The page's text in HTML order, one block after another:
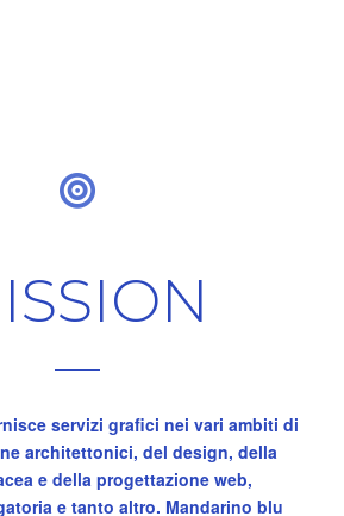
servizi grafici nei vari ambiti di
architettonici, del design, della
e della progettazione web,
e tanto altro. Mandarino blu